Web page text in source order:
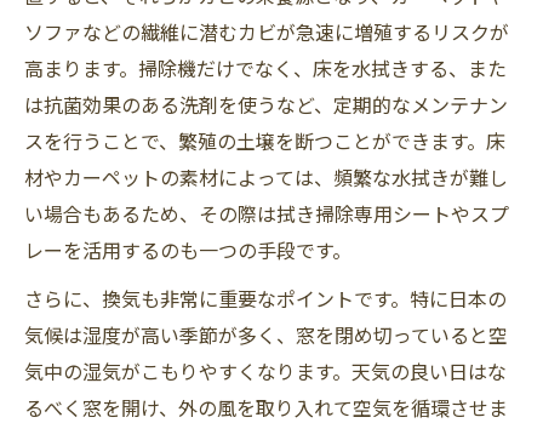
ソファなどの繊維に潜むカビが急速に増殖するリスクが
高まります。掃除機だけでなく、床を水拭きする、また
は抗菌効果のある洗剤を使うなど、定期的なメンテナン
スを行うことで、繁殖の土壌を断つことができます。床
材やカーペットの素材によっては、頻繁な水拭きが難し
い場合もあるため、その際は拭き掃除専用シートやスプ
レーを活用するのも一つの手段です。
さらに、換気も非常に重要なポイントです。特に日本の
気候は湿度が高い季節が多く、窓を閉め切っていると空
気中の湿気がこもりやすくなります。天気の良い日はな
るべく窓を開け、外の風を取り入れて空気を循環させま